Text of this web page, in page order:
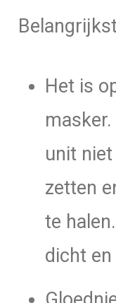
Het is
unit
zetten
te
dicht en